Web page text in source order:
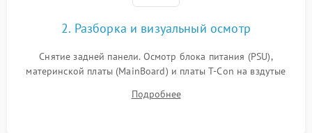
2. Разборка и визуальный осмотр
Снятие задней панели. Осмотр блока питания (PSU),
материнской платы (MainBoard) и платы T-Con на вздутые
Проверка надежности фиксации и целостности шлейфов.
Подробнее